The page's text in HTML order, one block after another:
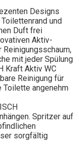
Designs
und
Duft frei
Aktiv-
mit jeder Spülung
Kraft Aktiv WC
Reinigung für
angenehm
Spritzer auf
sorgfältig